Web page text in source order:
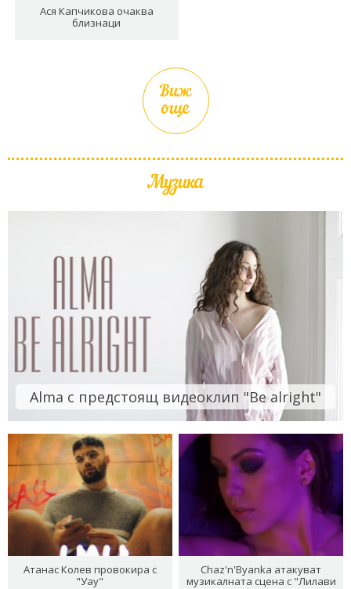
Ася Капчикова очаква
близнаци
Виж
още
Музика
Alma с предстоящ видеоклип "Be alright"
Атанас Колев провокира с
"Уау"
Chaz'n'Byanka атакуват
музикалната сцена с "Лилави